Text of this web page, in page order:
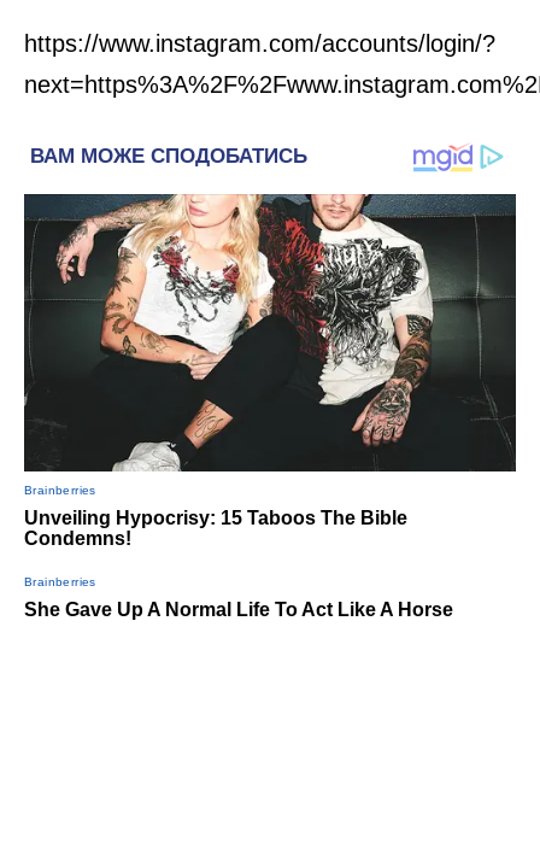
https://www.instagram.com/accounts/login/?